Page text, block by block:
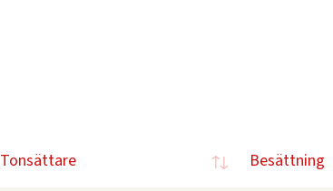
Tonsättare Besättning